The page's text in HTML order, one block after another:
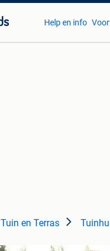
Help en info
Tuin en Terras